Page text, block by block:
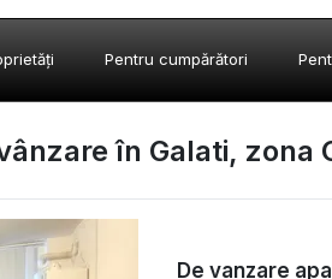
Pentru cumpărători
în Galati, zona
De vanzare